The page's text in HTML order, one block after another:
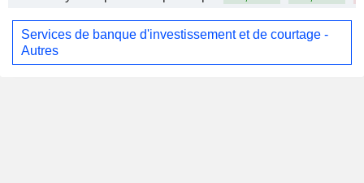
Services de banque d'investissement et de courtage -
Autres